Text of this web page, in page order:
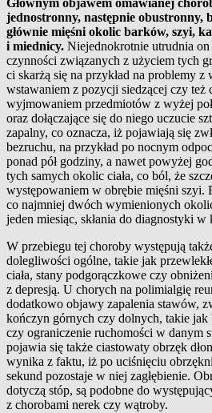
Głównym objawem omawianej
jednostronny, następnie obustronny,
głównie mięśni okolic barków, szyi,
i miednicy. Niejednokrotnie utrudnia
czynności związanych z użyciem tych
ci skarżą się na przykład na problemy z
wstawaniem z pozycji siedzącej czy też
wyjmowaniem przedmiotów z wyżej
oraz dołączające się do niego uczucie
zapalny, co oznacza, iż pojawiają się
bezruchu, na przykład po nocnym
ponad pół godziny, a nawet powyżej
tych samych okolic ciała, co ból, że
występowaniem w obrębie mięśni szyi.
co najmniej dwóch wymienionych
jeden miesiąc, skłania do diagnostyki
W przebiegu tej choroby występują
dolegliwości ogólne, takie jak
ciała, stany podgorączkowe czy
z depresją. U chorych na polimialgię
dodatkowo objawy zapalenia stawów,
kończyn górnych czy dolnych, takie jak
czy ograniczenie ruchomości w danym
pojawia się także ciastowaty obrzęk
wynika z faktu, iż po uciśnięciu
sekund pozostaje w niej zagłębienie.
dotyczą stóp, są podobne do
z chorobami nerek czy wątroby.